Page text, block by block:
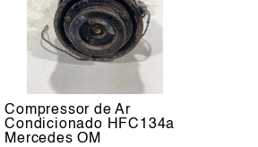
Compressor de Ar
Condicionado HFC134a
Mercedes OM